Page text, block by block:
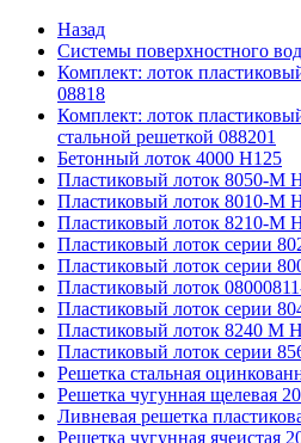
Назад
Системы поверхностного
Комплект: лоток
08818
Комплект: лоток
стальной решеткой 088201
Бетонный лоток 4000 Н125
Пластиковый лоток 8050-М
Пластиковый лоток 8010-М
Пластиковый лоток 8210-М
Пластиковый лоток серии
Пластиковый лоток серии
Пластиковый лоток
Пластиковый лоток серии
Пластиковый лоток 8240 M
Пластиковый лоток серии
Решетка стальная
Решетка чугунная щелевая
Ливневая решетка
Решетка чугунная ячеистая